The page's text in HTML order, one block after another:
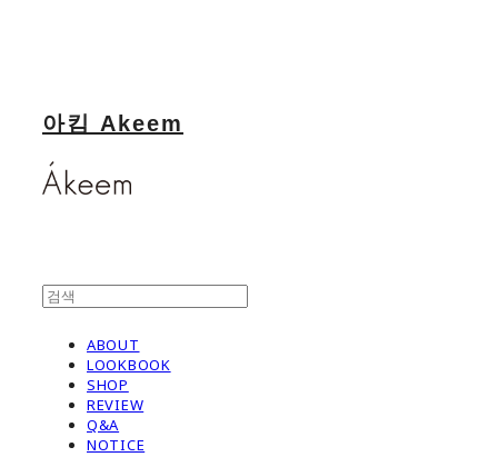
아킴 Akeem
ABOUT
LOOKBOOK
SHOP
REVIEW
Q&A
NOTICE